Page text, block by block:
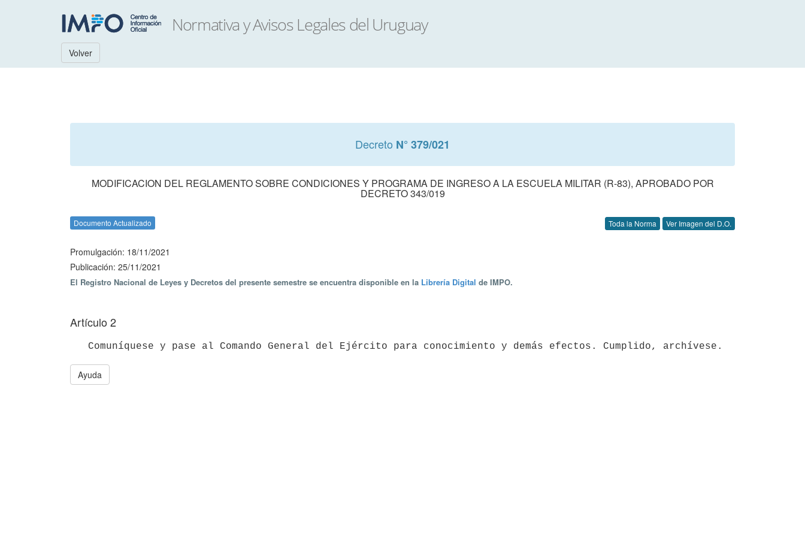
Volver
Decreto N° 379/021
MODIFICACION DEL REGLAMENTO SOBRE CONDICIONES Y PROGRAMA DE INGRESO A LA ESCUELA MILITAR (R-83), APROBADO POR
DECRETO 343/019
Documento Actualizado Toda la Norma Ver Imagen del D.O.
Promulgación: 18/11/2021
Publicación: 25/11/2021
El Registro Nacional de Leyes y Decretos del presente semestre se encuentra disponible en la Librería Digital de IMPO.
Artículo 2
   Comuníquese y pase al Comando General del Ejército para conocimiento y demás efectos. Cumplido, archívese.
Ayuda